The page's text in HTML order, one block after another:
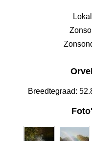
Breedtegraad: